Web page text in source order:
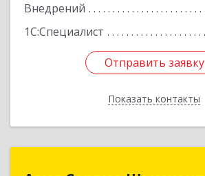
Внедрений
1С:Специалист
Отправить заявку
Показать контакты
Отправить заявку
Назад